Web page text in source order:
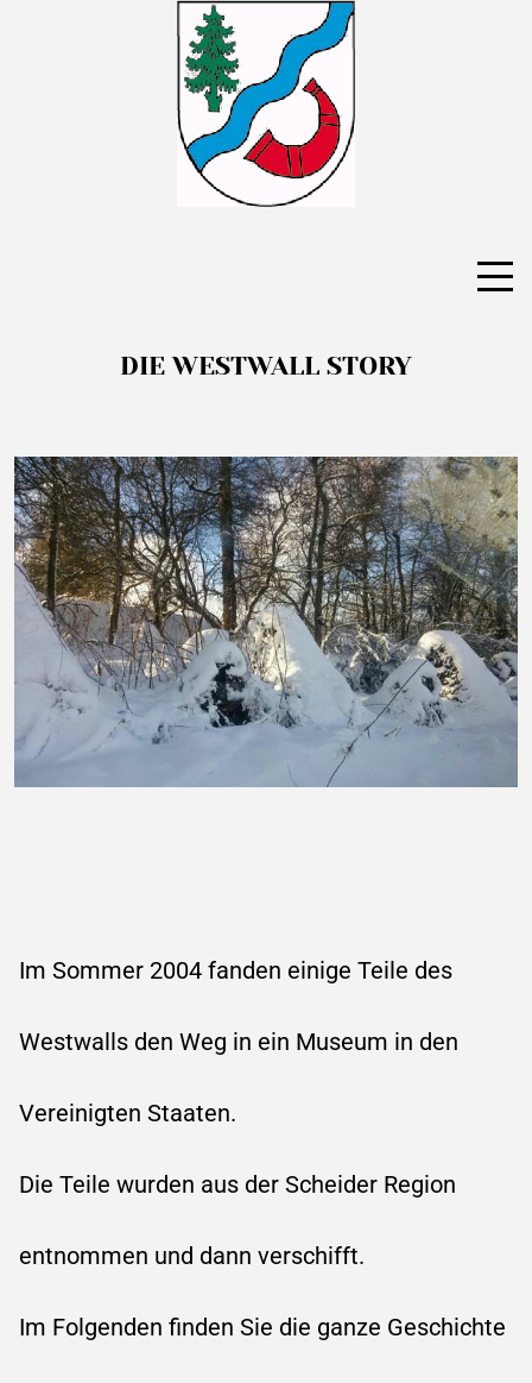
DIE WESTWALL STORY
Im Sommer 2004 fanden einige Teile des
Westwalls den Weg in ein Museum in den
Vereinigten Staaten.
Die Teile wurden aus der Scheider Region
entnommen und dann verschifft.
Im Folgenden finden Sie die ganze Geschichte